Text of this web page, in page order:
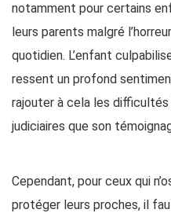
notamment pour certains
leurs parents malgré
quotidien. L’enfant
ressent un profond
rajouter à cela les
judiciaires que son
Cependant, pour ceux qui
protéger leurs proches, il